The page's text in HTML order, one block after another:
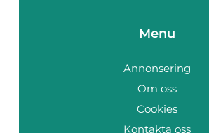
Menu
Annonsering
Om oss
Cookies
Kontakta oss